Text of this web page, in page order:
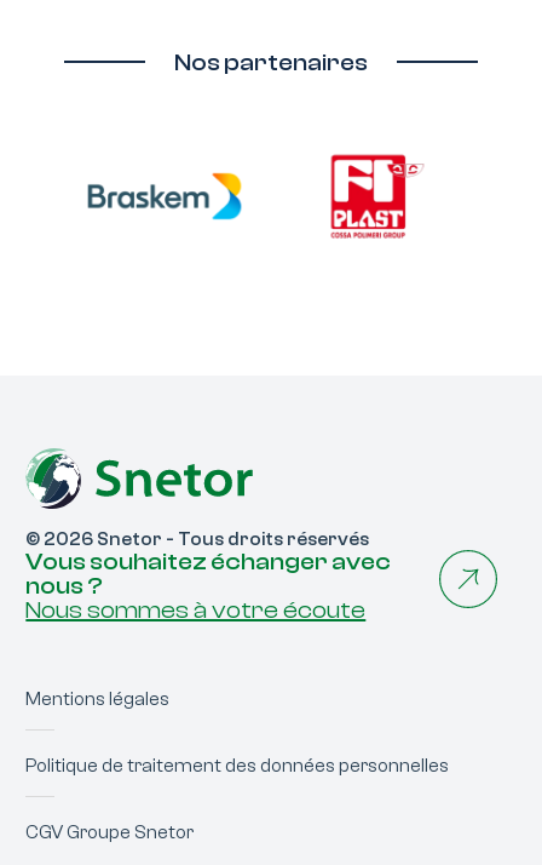
Nos partenaires
© 2026 Snetor - Tous droits réservés
Vous souhaitez échanger avec
nous ?
Nous sommes à votre écoute
Mentions légales
Politique de traitement des données personnelles
CGV Groupe Snetor